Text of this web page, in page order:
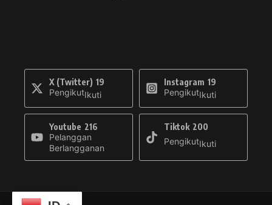
X (Twitter) 19
PengikutIkuti
Instagram 19
PengikutIkuti
Youtube 216
Pelanggan
Berlangganan
Tiktok 200
PengikutIkuti